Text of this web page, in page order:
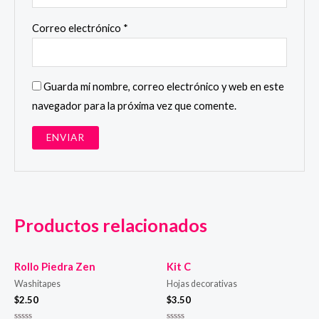
Correo electrónico *
Guarda mi nombre, correo electrónico y web en este
navegador para la próxima vez que comente.
Productos relacionados
Rollo Piedra Zen
Washitapes
$2.50
Kit C
Hojas decorativas
$3.50